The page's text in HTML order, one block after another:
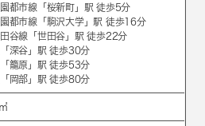
都市線 「 桜新町」駅 徒歩5分
都市線 「 駒沢大学」駅 徒歩16分
谷線 「 世田谷 」駅 徒歩22分
「 深谷 」駅 徒歩30分
「 籠原 」駅 徒歩53分
「 岡部 」駅 徒歩80分